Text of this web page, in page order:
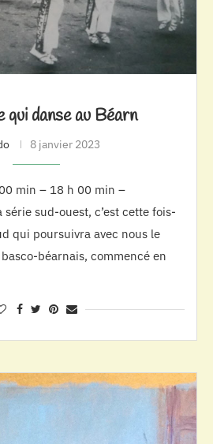
qui danse au Béarn
8 janvier 2023
min – 18 h 00 min –
sud-ouest, c’est cette fois-
qui poursuivra avec nous le
béarnais, commencé en